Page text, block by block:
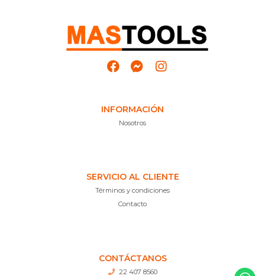
INFORMACIÓN
Nosotros
SERVICIO AL CLIENTE
Términos y condiciones
Contacto
CONTÁCTANOS
22 407 8560